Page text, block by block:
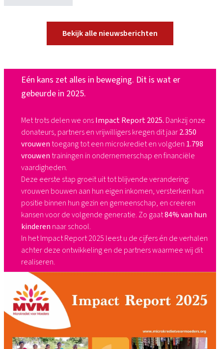
Bekijk alle nieuwsberichten
Eén kans zet alles in beweging. Dit is wat er
gebeurde in 2025.​
Met trots delen we onsImpact Report 2025. Dankzij onze
donateurs, partners en vrijwilligers kregen dit jaar2.350
vrouwen toegang tot een microkrediet en volgden 1.798
vrouwen trainingen in ondernemerschap en financiële
vaardigheden.​
Deze eerste stap groeit uit tot blijvende verandering:
vrouwen bouwen aan hun eigen inkomen, versterken hun
positie binnen hun gezin en gemeenschap, en creëren
kansen voor de volgende generatie. Zo gaat84% van hun
kinderen naar school.​
In het Impact Report 2025 leest u de cijfers én de verhalen
achter deze ontwikkeling en de partners waarmee wij dit
realiseren.